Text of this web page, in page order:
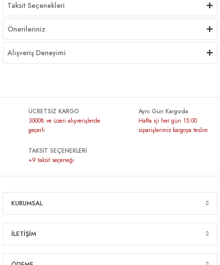
Taksit Seçenekleri
Önerileriniz
Alışveriş Deneyimi
ÜCRETSİZ KARGO
3000₺ ve üzeri alışverişlerde
geçerli
Aynı Gün Kargoda
Hafta içi her gün 15:00
siparişlerimiz kargoya teslim
TAKSİT SEÇENEKLERİ
+9 taksit seçeneği
KURUMSAL
İLETİŞİM